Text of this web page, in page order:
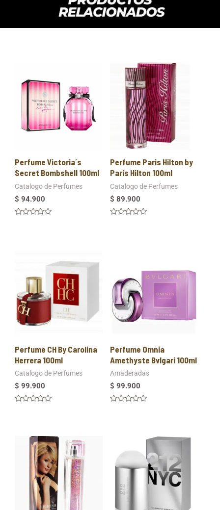
Perfume Victoria´s
Secret Bombshell 100ml
Catalogo de Perfumes
$ 94.900
Perfume Paris Hilton by
Paris Hilton 100ml
Catalogo de Perfumes
$ 89.900
Perfume CH By Carolina
Herrera 100ml
Catalogo de Perfumes
$ 99.900
Perfume Omnia
Amethyste Bvlgari 100ml
Amaderadas
$ 99.900